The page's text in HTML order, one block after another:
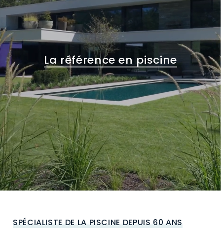
La référence en piscine
SPÉCIALISTE DE LA PISCINE DEPUIS 60 ANS